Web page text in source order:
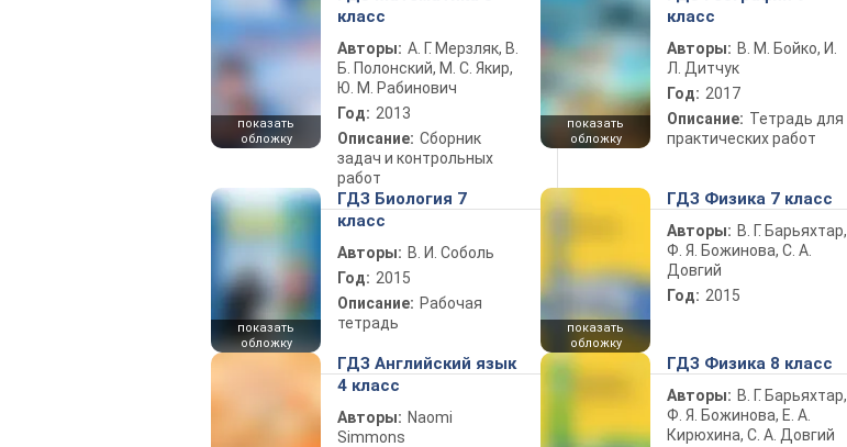
показать
обложку
класс
Авторы: А. Г. Мерзляк, В.
Б. Полонский, М. С. Якир,
Ю. М. Рабинович
Год: 2013
Описание: Сборник
задач и контрольных
работ
показать
обложку
класс
Авторы: В. М. Бойко, И.
Л. Дитчук
Год: 2017
Описание: Тетрадь для
практических работ
показать
обложку
ГДЗ Биология 7
класс
Авторы: В. И. Соболь
Год: 2015
Описание: Рабочая
тетрадь
показать
обложку
ГДЗ Физика 7 класс
Авторы: В. Г. Барьяхтар,
Ф. Я. Божинова, С. А.
Довгий
Год: 2015
ГДЗ Английский язык
4 класс
Авторы: Naomi
Simmons
ГДЗ Физика 8 класс
Авторы: В. Г. Барьяхтар,
Ф. Я. Божинова, Е. А.
Кирюхина, С. А. Довгий